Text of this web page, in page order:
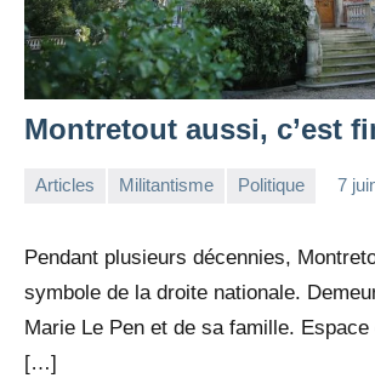
Montretout aussi, c’est
Articles Militantisme Politique 7
Pendant plusieurs décennies,
symbole de la droite nationale.
Marie Le Pen et de sa famille.
[…]